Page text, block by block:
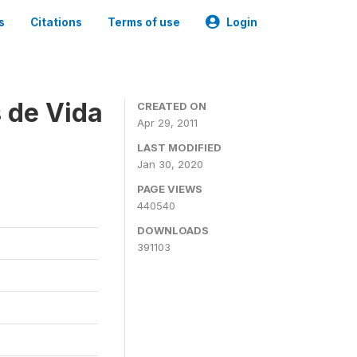
Citations Terms of use Login
Vida
CREATED ON
Apr 29, 2011
LAST MODIFIED
Jan 30, 2020
PAGE VIEWS
440540
DOWNLOADS
391103